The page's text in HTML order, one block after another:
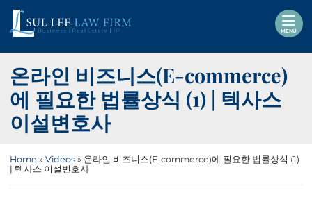
Skip
content
Return home
MENU
온라인 비즈니스(E-commerce)
에 필요한 법률상식 (1) | 텍사스
이설변호사
Home » Videos» 온라인 비즈니스(E-commerce)에 필요한 법률상식 (1)
| 텍사스 이설변호사